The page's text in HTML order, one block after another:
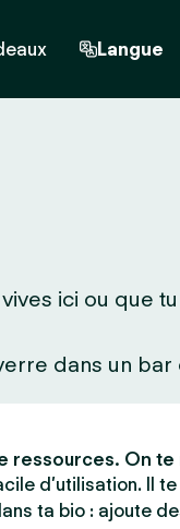
Langue
ici ou que
dans un
ressources. On te
d’utilisation. Il
ta bio : ajoute